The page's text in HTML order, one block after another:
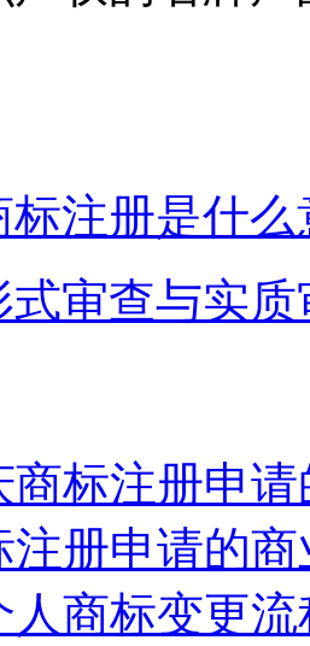
标注册是什么
式审查与实
商标注册申
注册申请的
人商标变更